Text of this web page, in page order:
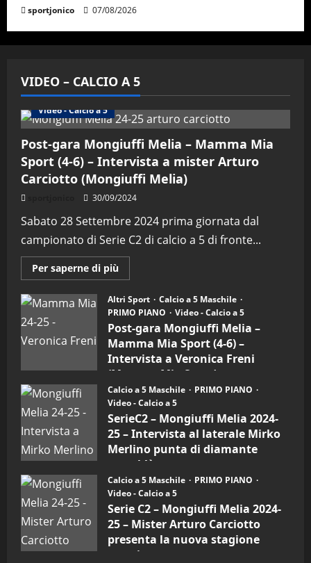
sportjonico 07/08/2026
VIDEO – CALCIO A 5
Video - Calcio a 5
Post-gara Mongiuffi Melia – Mamma Mia
Sport (4-6) – Intervista a mister Arturo
Carciotto (Mongiuffi Melia)
30/09/2024
Sabato 28 Settembre 2024 prima giornata dal
campionato di Serie C2 di calcio a 5 di fronte...
Per saperne di più
informazioni
Post-
gara
Mongiuffi
Melia
–
Mamma
Mia
Sport
(4-
6)
–
Intervista
a
mister
Arturo
Carciotto
(Mongiuffi
Melia)
Altri Sport
Calcio a 5 Maschile
PRIMO PIANO
Video - Calcio a 5
Post-gara Mongiuffi Melia –
Mamma Mia Sport (4-6) –
Intervista a Veronica Freni
(Mamma Mia Sport)
30/09/2024
Calcio a 5 Maschile
PRIMO PIANO
Video - Calcio a 5
SerieC2 – Mongiuffi Melia 2024-
25 – Intervista al laterale Mirko
Merlino punta di diamante
rossoblù
26/09/2024
Calcio a 5 Maschile
PRIMO PIANO
Video - Calcio a 5
Serie C2 – Mongiuffi Melia 2024-
25 – Mister Arturo Carciotto
presenta la nuova stagione
sportiva